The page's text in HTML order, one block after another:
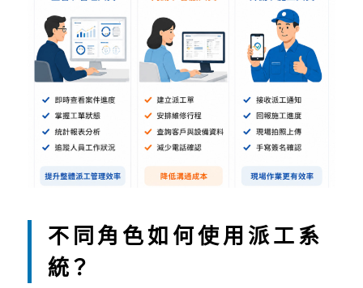
不同角色如何使用派工系
統？